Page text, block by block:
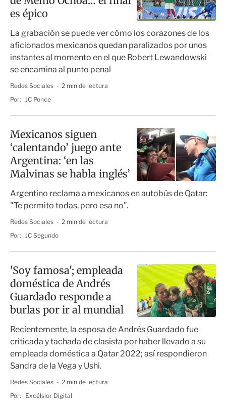
es épico
La grabación se puede ver cómo los corazones de los
aficionados mexicanos quedan paralizados por unos
instantes al momento en el que Robert Lewandowski
se encamina al punto penal
Redes Sociales
2 min de lectura
Por: JC Ponce
Mexicanos siguen
‘calentando’ juego ante
Argentina: ‘en las
Malvinas se habla inglés’
Argentino reclama a mexicanos en autobús de Qatar:
"Te permito todas, pero esa no”.
Redes Sociales
2 min de lectura
Por: JC Segundo
'Soy famosa'; empleada
doméstica de Andrés
Guardado responde a
burlas por ir al mundial
Recientemente, la esposa de Andrés Guardado fue
criticada y tachada de clasista por haber llevado a su
empleada doméstica a Qatar 2022; así respondieron
Sandra de la Vega y Ushi.
Redes Sociales
2 min de lectura
Por:
Excélsior Digital